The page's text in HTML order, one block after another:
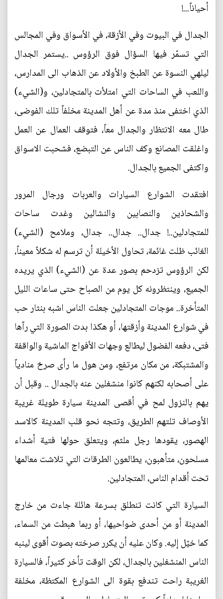
أحياناً...!
الجدال في البيوت وفي الأزقة، في الأسواق وفي المجالس
التي تسمّر فيها السؤال فوق الرؤوس ..يستمر الجدال
ليلهي النسوة عن الطبخ والأولاد عن الذهاب الى المدارس،
واللعب في الساحات التي امتلأت بالمتجادلين، و(الشيء)
الذي اختفى منذ مدة عن أهل المدينة مخلفاً تلك الفوضى،
طال معه الانتظار والجدال معاً، فتوقف العمال عن العمل
واغلقت المصانع وكف الناس عن التبضع، فشحبت الاسواق
واكتفى الجميع بالجدال.
افتقدت الشوارع السيارات والعربات ورجال المرور
والشحاذين والنصابين والنشالين وغدت ساحات
للمتجادلين..! جدال.. جدال.. جدال، وملامح (الشيء)
الغائب ظلت غائمة، تحاول الأخيلة أن ترسم له شكلاً معيناً،
لكن الرؤوس تزدحم بصور عدة عن (الشيء) الذي يريده
الجميع، وينتظرونه كل يوم من الصباح حتى ساعات الليل
المتأخرة.. موجات المتجادلين جعلت الناس اشبه بنثار حب
في شوارع المدينة وأزقتها، أو هكذا بدت الصورة التي رآها
فتى، دفعه الفضول ليطالع وجهات الأفواج الماشية والواقفة
والمشتبكة، من مكان مرتفع، ومن هول ما رأى صرخ منادياً
على أصحابه لكنهم كانوا منشغلين عنه بالجدال .. وقبل أن
يهم بالنزول لمح في أقصى المدينة سيارة طويلة غريبة
الأوصاف تلتهم الطريق، وتتجه نحو قلب المدينة كالاسد
الهصور، يقودها رجل ملثم، ويتعلق حولها فتية أشداء
مسلحون، متأهبون، يطالعون الطرقات التي تلاشت معالمها
تحت أقدام الناس، المتجادلين.
السيارة التي كانت تنطلق بسرعة هائلة جاءت من خارج
المدينة أو من أحدى ضواحيها، أو ربما هبطت من السماء،
كما خيّل إليه. وكان عليه أن يكرر صرخته بصوت أقوى لينبه
الناس المنشغلين بالجدال، لكن الوقت تأخر كثيراً، فالسيارة
الغريبة راحت تندفع بقوة الى الشوارع المكتظة، مخلفة